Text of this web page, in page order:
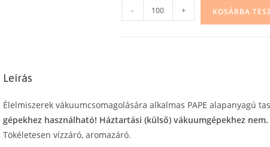
Vákuumtasak,
30
kamrás
géphez
mennyiség
- + KOSÁRBA
Leírás
Élelmiszerek vákuumcsomagolására alkalmas PAPE alapanyagú
gépekhez használható! Háztartási (külső) vákuumgépekhez nem.
Tökéletesen vízzáró, aromazáró.